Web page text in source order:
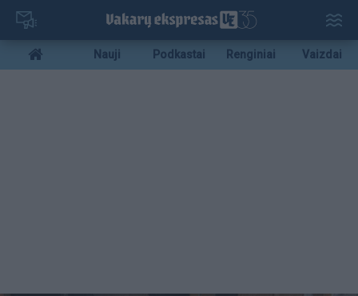
Pereiti
pagrindinį
turinį
Mobile
menu
Nauji Podkastai Renginiai Vaizdai